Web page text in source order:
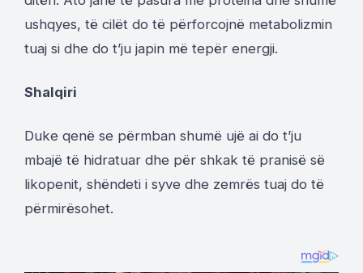
ushqyes, të cilët do të përforcojnë metabolizmin
tuaj si dhe do t’ju japin më tepër energji.
Shalqiri
Duke qenë se përmban shumë ujë ai do t’ju
mbajë të hidratuar dhe për shkak të pranisë së
likopenit, shëndeti i syve dhe zemrës tuaj do të
përmirësohet.